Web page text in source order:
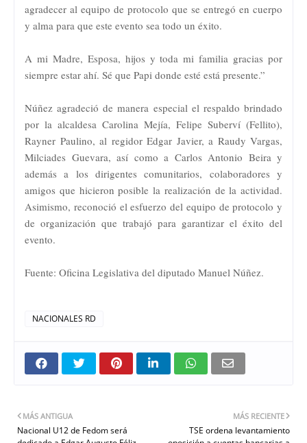
agradecer al equipo de protocolo que se entregó en cuerpo
y alma para que este evento sea todo un éxito.
A mi Madre, Esposa, hijos y toda mi familia gracias por
siempre estar ahí. Sé que Papi donde esté está presente.”
Núñez agradeció de manera especial el respaldo brindado
por la alcaldesa Carolina Mejía, Felipe Suberví (Fellito),
Rayner Paulino, al regidor Edgar Javier, a Raudy Vargas,
Milciades Guevara, así como a Carlos Antonio Beira y
además a los dirigentes comunitarios, colaboradores y
amigos que hicieron posible la realización de la actividad.
Asimismo, reconoció el esfuerzo del equipo de protocolo y
de organización que trabajó para garantizar el éxito del
evento.
Fuente: Oficina Legislativa del diputado Manuel Núñez.
NACIONALES RD
MÁS RECIENTE
TSE ordena levantamiento
MÁS ANTIGUA
Nacional U12 de Fedom será